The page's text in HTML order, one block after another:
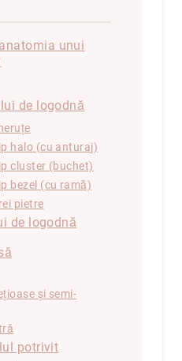
unui
de logodnă
halo (cu anturaj)
cluster (buchet)
bezel (cu ramă)
pietre
de logodnă
și semi-
potrivit